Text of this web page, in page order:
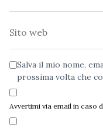
Salva il mio nome,
prossima volta che
Avvertimi via email in caso